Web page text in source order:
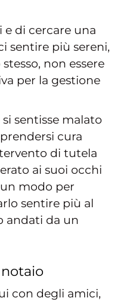
di cercare una
sentire più sereni,
non essere
per la gestione
sentisse malato
cura
di tutela
ai suoi occhi
modo per
sentire più al
andati da un
con degli amici,